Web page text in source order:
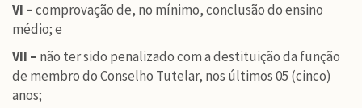
VI –comprovação de, no mínimo, conclusão do ensino
médio; e
VII – não ter sido penalizado com a destituição da função
de membro do Conselho Tutelar, nos últimos 05 (cinco)
anos;